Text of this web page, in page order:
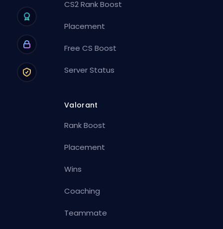
CS2 Rank Boost
Placement
Free CS Boost
Server Status
Valorant
Rank Boost
Placement
Wins
Coaching
Teammate